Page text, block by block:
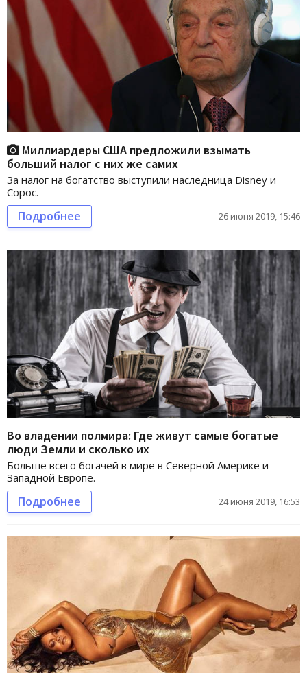
Миллиардеры США предложили взымать
больший налог с них же самих
За налог на богатство выступили наследница Disney и
Сорос.
Подробнее 26 июня 2019, 15:46
Во владении полмира: Где живут самые богатые
люди Земли и сколько их
Больше всего богачей в мире в Северной Америке и
Западной Европе.
Подробнее 24 июня 2019, 16:53